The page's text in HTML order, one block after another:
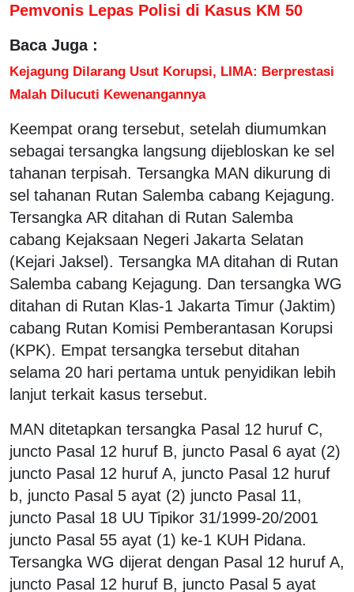
Pemvonis Lepas Polisi di Kasus KM 50
Baca Juga :
Kejagung Dilarang Usut Korupsi, LIMA: Berprestasi
Malah Dilucuti Kewenangannya
Keempat orang tersebut, setelah diumumkan
sebagai tersangka langsung dijebloskan ke sel
tahanan terpisah. Tersangka MAN dikurung di
sel tahanan Rutan Salemba cabang Kejagung.
Tersangka AR ditahan di Rutan Salemba
cabang Kejaksaan Negeri Jakarta Selatan
(Kejari Jaksel). Tersangka MA ditahan di Rutan
Salemba cabang Kejagung. Dan tersangka WG
ditahan di Rutan Klas-1 Jakarta Timur (Jaktim)
cabang Rutan Komisi Pemberantasan Korupsi
(KPK). Empat tersangka tersebut ditahan
selama 20 hari pertama untuk penyidikan lebih
lanjut terkait kasus tersebut.
MAN ditetapkan tersangka Pasal 12 huruf C,
juncto Pasal 12 huruf B, juncto Pasal 6 ayat (2)
juncto Pasal 12 huruf A, juncto Pasal 12 huruf
b, juncto Pasal 5 ayat (2) juncto Pasal 11,
juncto Pasal 18 UU Tipikor 31/1999-20/2001
juncto Pasal 55 ayat (1) ke-1 KUH Pidana.
Tersangka WG dijerat dengan Pasal 12 huruf A,
juncto Pasal 12 huruf B, juncto Pasal 5 ayat